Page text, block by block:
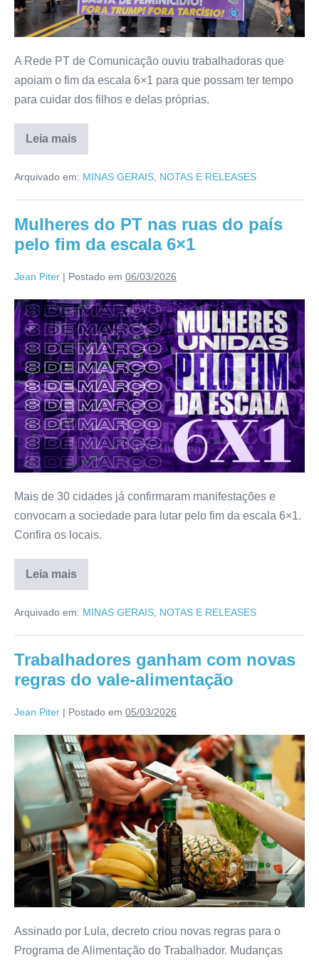
A Rede PT de Comunicação ouviu trabalhadoras que
apoiam o fim da escala 6×1 para que possam ter tempo
para cuidar dos filhos e delas próprias.
Leia mais
Arquivado em: MINAS GERAIS NOTAS E RELEASES
Mulheres do PT nas ruas do país
pelo fim da escala 6×1
Jean Piter | Postado em 06/03/2026
Mais de 30 cidades já confirmaram manifestações e
convocam a sociedade para lutar pelo fim da escala 6×1.
Confira os locais.
Leia mais
Arquivado em: MINAS GERAIS NOTAS E RELEASES
Trabalhadores ganham com novas
regras do vale-alimentação
Jean Piter | Postado em 05/03/2026
Assinado por Lula, decreto criou novas regras para o
Programa de Alimentação do Trabalhador. Mudanças